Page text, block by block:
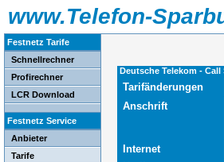
www.Telefon-
Festnetz Tarife
Schnellrechner
Profirechner
LCR Download
Festnetz Service
Anbieter
Tarife
Deutsche Telekom - Call
Tarifänderungen
Anschrift
Internet